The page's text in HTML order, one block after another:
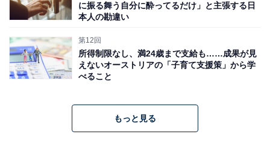
に振る舞う自分に酔ってるだけ」と主張する日
本人の勘違い
第12回
所得制限なし、満24歳まで支給も……成果が見
えないオーストリアの「子育て支援策」から学
べること
もっと見る